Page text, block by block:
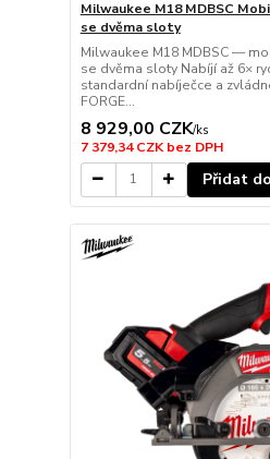
Milwaukee M18 MDBSC
se dvěma sloty
Milwaukee M18 MDBSC —
se dvěma sloty Nabíjí až 6×
standardní nabíječce a
FORGE...
8 929,00 CZK/ks
7 379,34 CZKbez DPH
Přidat